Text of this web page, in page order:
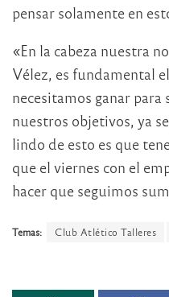
pensar solamente en
«En la cabeza nuestra
Vélez, es fundamental
necesitamos ganar
nuestros objetivos, ya
lindo de esto es que
que el viernes con el
hacer que seguimos
Temas: Club Atlético Talleres